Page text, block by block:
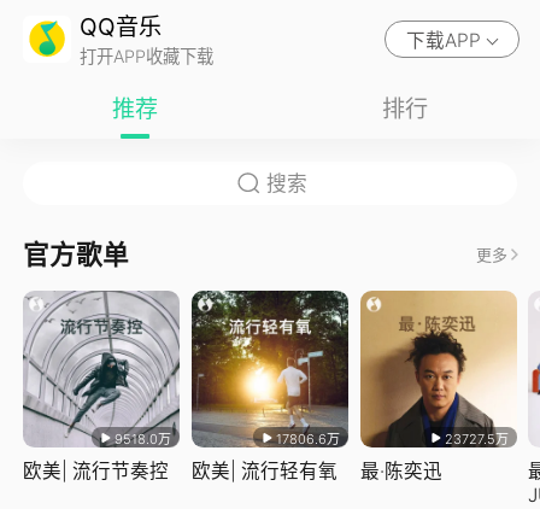
QQ音乐
打开APP收藏下载
下载APP
推荐 排行
官方歌单 更多
9518.0万
欧美| 流行节奏控
17806.6万
欧美| 流行轻有氧
23727.5万
最·陈奕迅